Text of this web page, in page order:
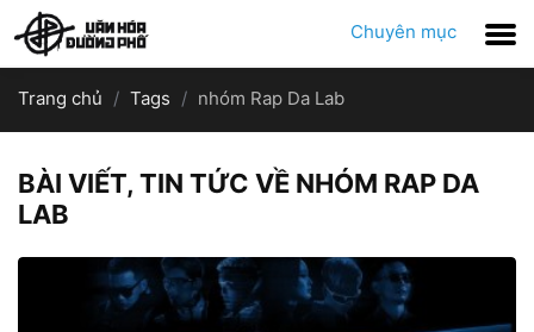
Chuyên mục
Trang chủ Tags nhóm Rap Da Lab
BÀI VIẾT, TIN TỨC VỀ NHÓM RAP DA
LAB